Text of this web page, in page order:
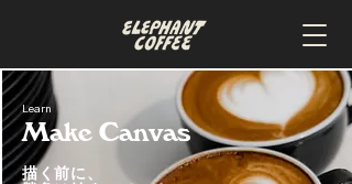
Make Canvas
Learn
描く前に、